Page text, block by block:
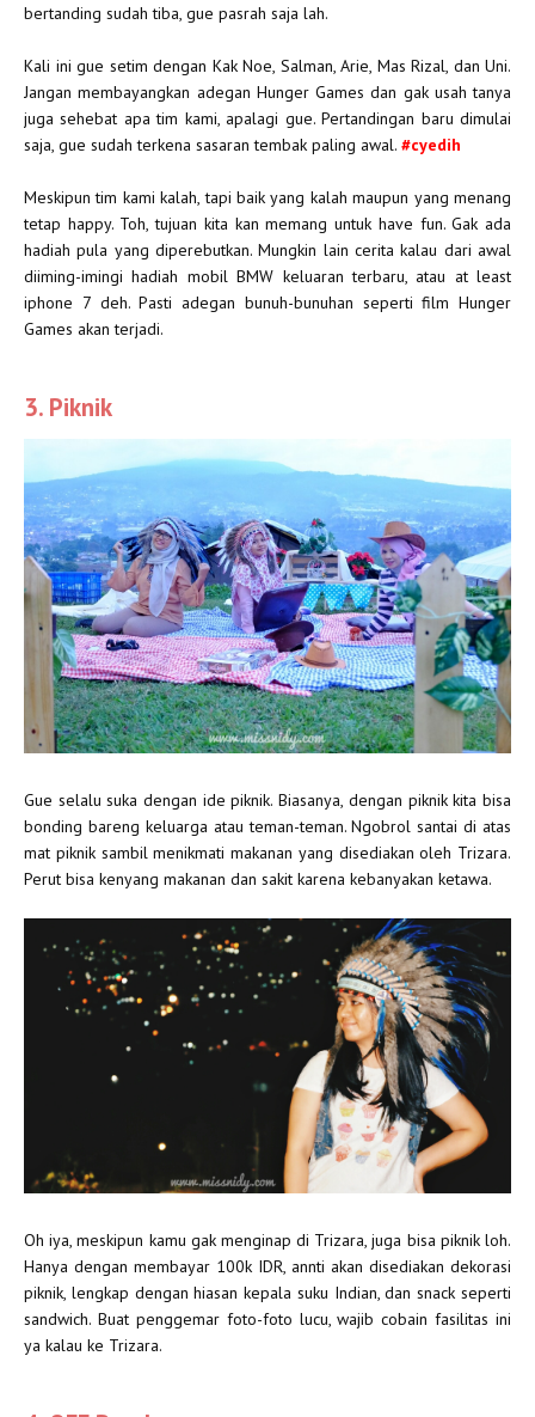
bertanding sudah tiba, gue pasrah saja lah.
Kali ini gue setim dengan Kak Noe, Salman, Arie, Mas Rizal, dan Uni.
Jangan membayangkan adegan Hunger Games dan gak usah tanya
juga sehebat apa tim kami, apalagi gue. Pertandingan baru dimulai
saja, gue sudah terkena sasaran tembak paling awal. #cyedih
Meskipun tim kami kalah, tapi baik yang kalah maupun yang menang
tetap happy. Toh, tujuan kita kan memang untuk have fun. Gak ada
hadiah pula yang diperebutkan. Mungkin lain cerita kalau dari awal
diiming-imingi hadiah mobil BMW keluaran terbaru, atau at least
iphone 7 deh. Pasti adegan bunuh-bunuhan seperti film Hunger
Games akan terjadi.
3. Piknik
Gue selalu suka dengan ide piknik. Biasanya, dengan piknik kita bisa
bonding bareng keluarga atau teman-teman. Ngobrol santai di atas
mat piknik sambil menikmati makanan yang disediakan oleh Trizara.
Perut bisa kenyang makanan dan sakit karena kebanyakan ketawa.
Oh iya, meskipun kamu gak menginap di Trizara, juga bisa piknik loh.
Hanya dengan membayar 100k IDR, annti akan disediakan dekorasi
piknik, lengkap dengan hiasan kepala suku Indian, dan snack seperti
sandwich. Buat penggemar foto-foto lucu, wajib cobain fasilitas ini
ya kalau ke Trizara.